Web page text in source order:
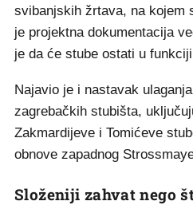
svibanjskih žrtava, na kojem
je projektna dokumentacija
je da će stube ostati u
Najavio je i nastavak
zagrebačkih stubišta,
Zakmardijeve i Tomićeve
obnove zapadnog
Složeniji zahvat nego